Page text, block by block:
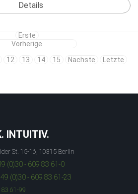
Details
Erste
Vorherige
12 13 14 15 Nächste Letzte
INTUITIV.
St. 15-16, 10315 Berlin
(0)30 - 609 83 61-0
(0)30 - 609 83 61-23
61-99